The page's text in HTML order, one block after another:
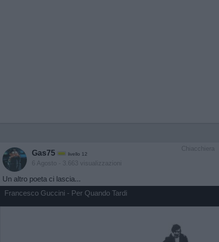
Chiacchiera
Gas75 livello 12
6 Agosto - 3.663 visualizzazioni
Un altro poeta ci lascia...
Francesco Guccini - Per Quando Tardi